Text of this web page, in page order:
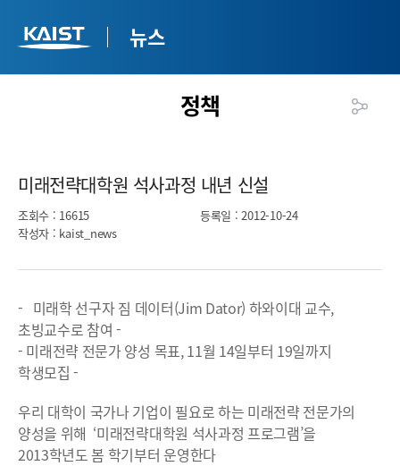
뉴스
정책
미래전략대학원 석사과정 내년 신설​
조회수 : 16615 등록일 : 2012-10-24
작성자 : kaist_news
- 미래학 선구자 짐 데이터(Jim Dator) 하와이대 교수,
초빙교수로 참여 -
- 미래전략 전문가 양성 목표, 11월 14일부터 19일까지
학생모집 -
우리 대학이 국가나 기업이 필요로 하는 미래전략 전문가의
양성을 위해 ‘미래전략대학원 석사과정 프로그램’을
2013학년도 봄 학기부터 운영한다